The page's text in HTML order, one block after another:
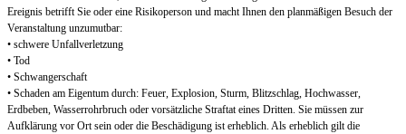
Ereignis betrifft Sie oder eine Risikoperson und macht Ihnen den planmäßigen Besuch der
Veranstaltung unzumutbar:
• schwere Unfallverletzung
• Tod
• Schwangerschaft
• Schaden am Eigentum durch: Feuer, Explosion, Sturm, Blitzschlag, Hochwasser,
Erdbeben, Wasserrohrbruch oder vorsätzliche Straftat eines Dritten. Sie müssen zur
Aufklärung vor Ort sein oder die Beschädigung ist erheblich. Als erheblich gilt die